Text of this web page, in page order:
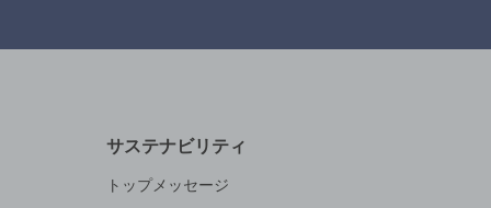
サステナビリティ
トップメッセージ